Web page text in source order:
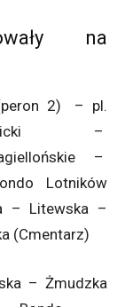
na
2) – pl.
–
–
Lotników
– Litewska –
(Cmentarz)
– Żmudzka